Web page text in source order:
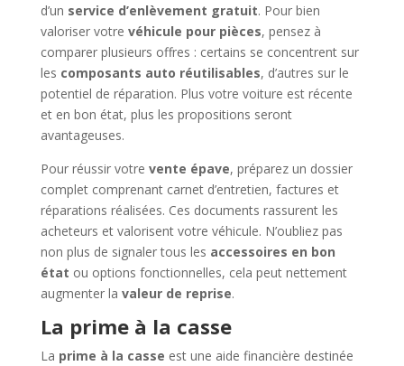
d’un service d’enlèvement gratuit. Pour bien
valoriser votre véhicule pour pièces, pensez à
comparer plusieurs offres : certains se concentrent sur
les composants auto réutilisables, d’autres sur le
potentiel de réparation. Plus votre voiture est récente
et en bon état, plus les propositions seront
avantageuses.
Pour réussir votre vente épave, préparez un dossier
complet comprenant carnet d’entretien, factures et
réparations réalisées. Ces documents rassurent les
acheteurs et valorisent votre véhicule. N’oubliez pas
non plus de signaler tous les accessoires en bon
état ou options fonctionnelles, cela peut nettement
augmenter la valeur de reprise.
La prime à la casse
La prime à la casse est une aide financière destinée